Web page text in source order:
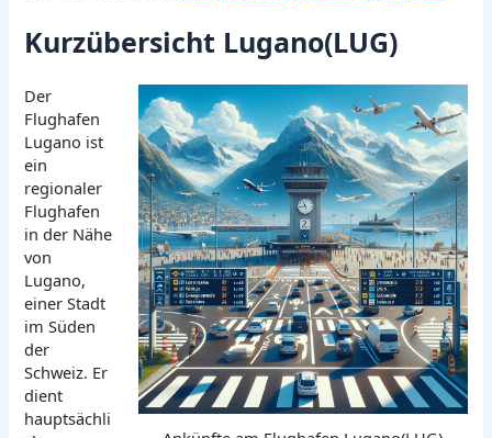
Kurzübersicht Lugano(LUG)
Der
Flughafen
Lugano ist
ein
regionaler
Flughafen
in der Nähe
von
Lugano,
einer Stadt
im Süden
der
Schweiz. Er
dient
hauptsächli